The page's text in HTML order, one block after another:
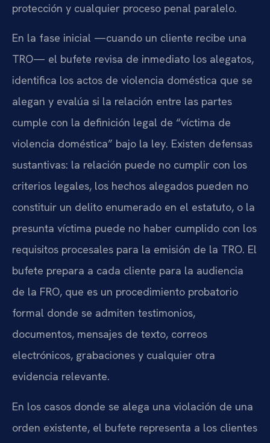
protección y cualquier proceso penal paralelo.
En la fase inicial —cuando un cliente recibe una
TRO— el bufete revisa de inmediato los alegatos,
identifica los actos de violencia doméstica que se
alegan y evalúa si la relación entre las partes
cumple con la definición legal de “víctima de
violencia doméstica” bajo la ley. Existen defensas
sustantivas: la relación puede no cumplir con los
criterios legales, los hechos alegados pueden no
constituir un delito enumerado en el estatuto, o la
presunta víctima puede no haber cumplido con los
requisitos procesales para la emisión de la TRO. El
bufete prepara a cada cliente para la audiencia
de la FRO, que es un procedimiento probatorio
formal donde se admiten testimonios,
documentos, mensajes de texto, correos
electrónicos, grabaciones y cualquier otra
evidencia relevante.
En los casos donde se alega una violación de una
orden existente, el bufete representa a los clientes